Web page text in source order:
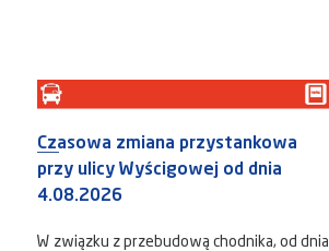
Czasowa zmiana przystankowa
przy ulicy Wyścigowej od dnia
4.08.2026
W związku z przebudową chodnika, od dnia